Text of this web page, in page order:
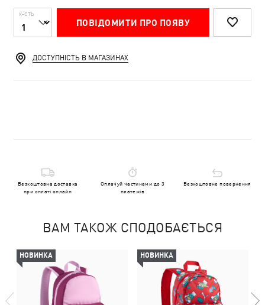
К-СТЬ
ПОВІДОМИТИ ПРО ПОЯВУ
ДОСТУПНІСТЬ В МАГАЗИНАХ
Безкоштовна доставка
при оплаті онлайн
Оплачуй частинами до 3
платежів
Безкоштовне повернення
ВАМ ТАКОЖ СПОДОБАЄТЬСЯ
НОВИНКА НОВИНКА